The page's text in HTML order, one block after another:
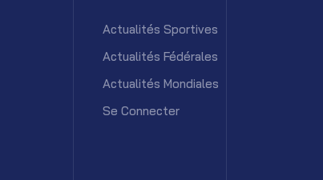
Actualités Sportives
Actualités Fédérales
Actualités Mondiales
Se Connecter